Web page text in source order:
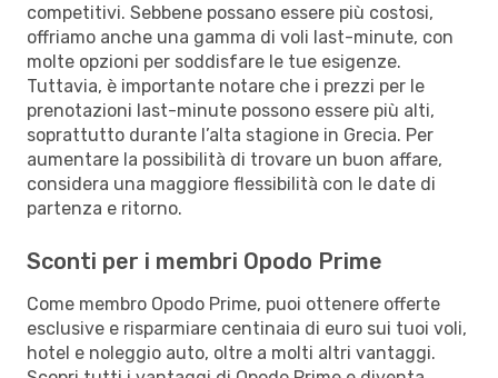
competitivi. Sebbene possano essere più costosi,
offriamo anche una gamma di voli last-minute, con
molte opzioni per soddisfare le tue esigenze.
Tuttavia, è importante notare che i prezzi per le
prenotazioni last-minute possono essere più alti,
soprattutto durante l’alta stagione in Grecia. Per
aumentare la possibilità di trovare un buon affare,
considera una maggiore flessibilità con le date di
partenza e ritorno.
Sconti per i membri Opodo Prime
Come membro Opodo Prime, puoi ottenere offerte
esclusive e risparmiare centinaia di euro sui tuoi voli,
hotel e noleggio auto, oltre a molti altri vantaggi.